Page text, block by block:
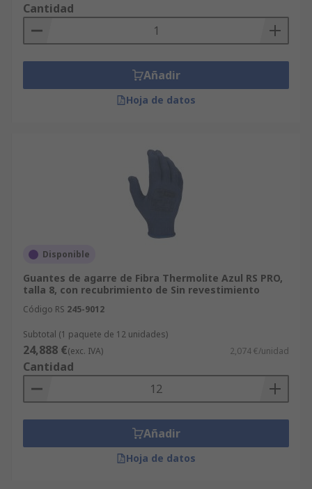
Cantidad
Añadir
Hoja de datos
Disponible
Guantes de agarre de Fibra Thermolite Azul RS PRO,
talla 8, con recubrimiento de Sin revestimiento
Código RS 245-9012
Subtotal (1 paquete de 12 unidades)
24,888 €(exc. IVA) 2,074 €/unidad
Cantidad
Añadir
Hoja de datos